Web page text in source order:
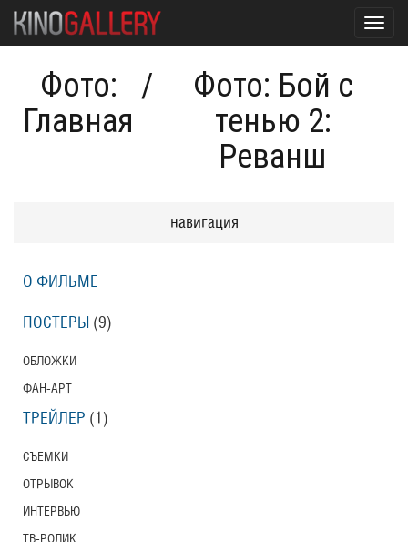
Фото:
Главная
/
Фото: Бой с
тенью 2:
Реванш
навигация
О ФИЛЬМЕ
ПОСТЕРЫ (9)
ОБЛОЖКИ
ФАН-АРТ
ТРЕЙЛЕР (1)
СЪЕМКИ
ОТРЫВОК
ИНТЕРВЬЮ
ТВ-РОЛИК